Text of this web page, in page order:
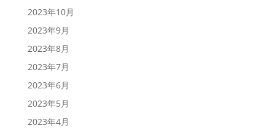
2023年10月
2023年9月
2023年8月
2023年7月
2023年6月
2023年5月
2023年4月